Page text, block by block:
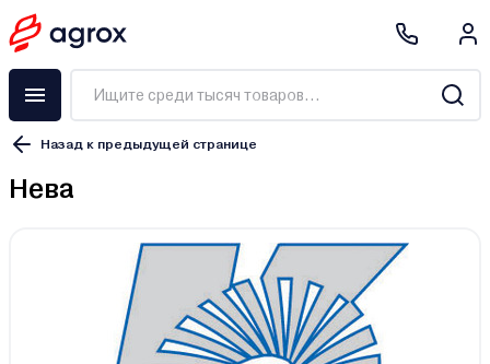
Назад к предыдущей странице
Нева